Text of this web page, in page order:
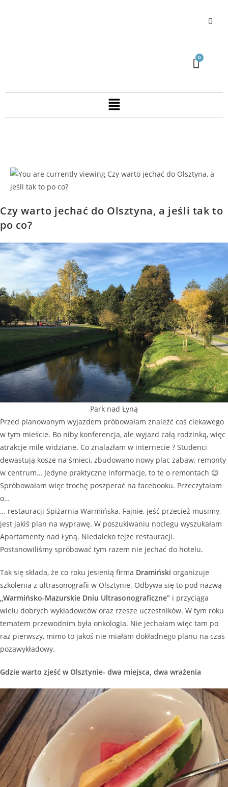
Czy warto jechać do Olsztyna, a jeśli tak to
po co?
Park nad Łyną
Przed planowanym wyjazdem próbowałam znaleźć coś ciekawego
w tym mieście. Bo niby konferencja, ale wyjazd całą rodzinką, więc
atrakcje mile widziane. Co znalazłam w internecie ? Studenci
dewastują kosze na śmieci, zbudowano nowy plac zabaw, remonty
w centrum… Jedyne praktyczne informacje, to te o remontach 😉
Spróbowałam więc trochę poszperać na facebooku. Przeczytałam
o…
… restauracji Spiżarnia Warmińska. Fajnie, jeść przecież musimy,
jest jakiś plan na wyprawę. W poszukiwaniu noclegu wyszukałam
Apartamenty nad Łyną. Niedaleko tejże restauracji.
Postanowiliśmy spróbować tym razem nie jechać do hotelu.
Tak się składa, że co roku jesienią firma Dramiński organizuje
szkolenia z ultrasonografii w Olsztynie. Odbywa się to pod nazwą
„Warmińsko-Mazurskie Dniu Ultrasonograficzne” i przyciąga
wielu dobrych wykładowców oraz rzesze uczestników. W tym roku
tematem przewodnim była onkologia. Nie jechałam więc tam po
raz pierwszy, mimo to jakoś nie miałam dokładnego planu na czas
pozawykładowy.
Gdzie warto zjeść w Olsztynie- dwa miejsca, dwa wrażenia